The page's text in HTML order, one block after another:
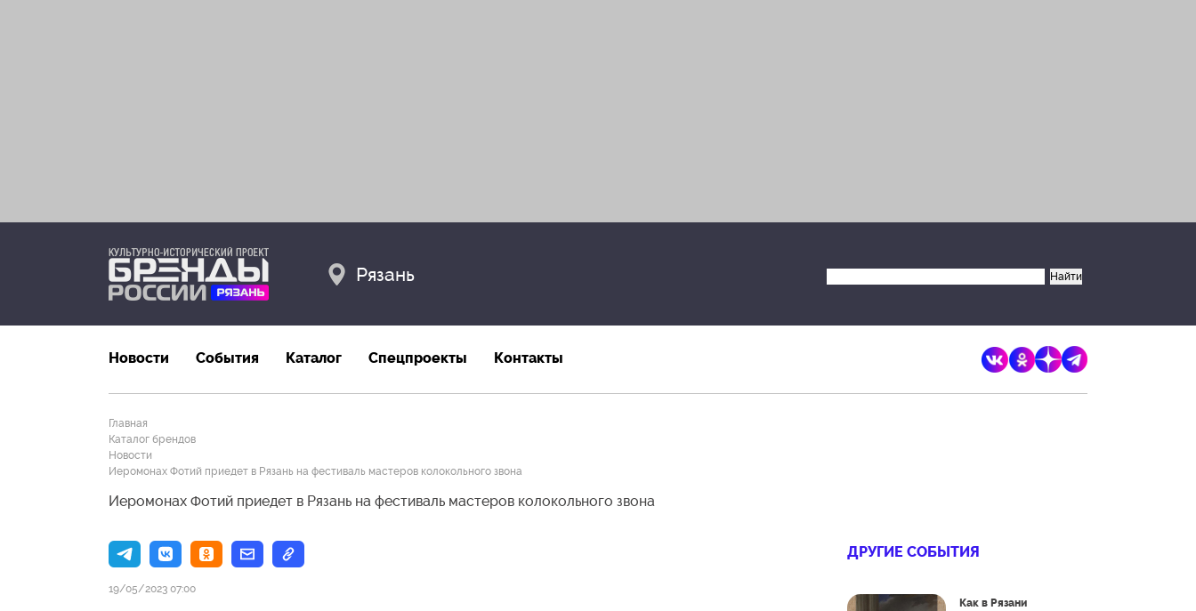
Рязань
Новости События Каталог Спецпроекты Контакты
Главная
Каталог брендов
Новости
Иеромонах Фотий приедет в Рязань на фестиваль мастеров колокольного звона
Иеромонах Фотий приедет в Рязань на фестиваль мастеров колокольного звона
19/05/2023 07:00
ДРУГИЕ СОБЫТИЯ
Как в Рязани